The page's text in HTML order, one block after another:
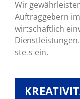
Wir
Auftraggebern
wirtschaftlich
stets ein.